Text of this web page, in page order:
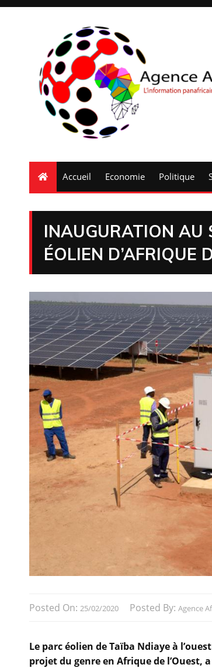
Accueil Economie Politique
INAUGURATION AU
ÉOLIEN D’AFRIQUE
Posted On: 25/02/2020 Posted By: Agence
Le parc éolien de Taïba Ndiaye à
projet du genre en Afrique de